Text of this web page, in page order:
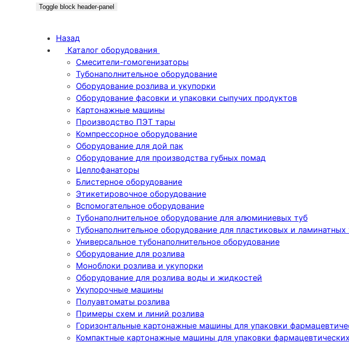
Toggle block header-panel
Назад
Каталог оборудования
Смесители-гомогенизаторы
Тубонаполнительное оборудование
Оборудование розлива и укупорки
Оборудование фасовки и упаковки сыпучих продуктов
Картонажные машины
Производство ПЭТ тары
Компрессорное оборудование
Оборудование для дой пак
Оборудование для производства губных помад
Целлофанаторы
Блистерное оборудование
Этикетировочное оборудование
Вспомогательное оборудование
Тубонаполнительное оборудование для алюминиевых туб
Тубонаполнительное оборудование для пластиковых и ламинатных
Универсальное тубонаполнительное оборудование
Оборудование для розлива
Моноблоки розлива и укупорки
Оборудование для розлива воды и жидкостей
Укупорочные машины
Полуавтоматы розлива
Примеры схем и линий розлива
Горизонтальные картонажные машины для упаковки
Компактные картонажные машины для упаковки